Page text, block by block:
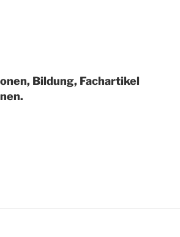
Bildung, Fachartikel